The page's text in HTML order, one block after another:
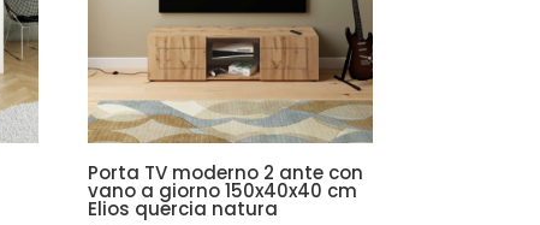
Porta TV moderno 2 ante con
vano a giorno 150x40x40 cm
Elios quercia natura